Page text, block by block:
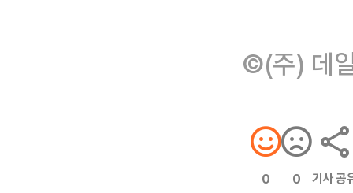
©(주) 데
0 0 기사 공